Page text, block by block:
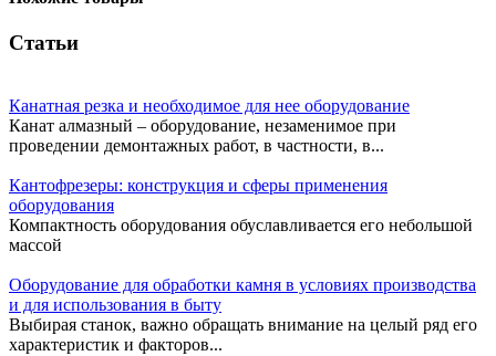
Статьи
Канатная резка и необходимое для нее оборудование
Канат алмазный – оборудование, незаменимое при
проведении демонтажных работ, в частности, в...
Кантофрезеры: конструкция и сферы применения
оборудования
Компактность оборудования обуславливается его небольшой
массой
Оборудование для обработки камня в условиях производства
и для использования в быту
Выбирая станок, важно обращать внимание на целый ряд его
характеристик и факторов...